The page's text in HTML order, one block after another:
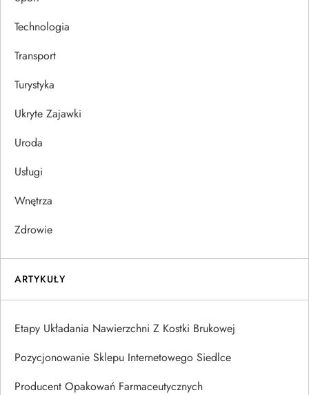
Technologia
Transport
Turystyka
Ukryte Zajawki
Uroda
Usługi
Wnętrza
Zdrowie
ARTYKUŁY
Etapy Układania Nawierzchni Z Kostki Brukowej
Pozycjonowanie Sklepu Internetowego Siedlce
Producent Opakowań Farmaceutycznych